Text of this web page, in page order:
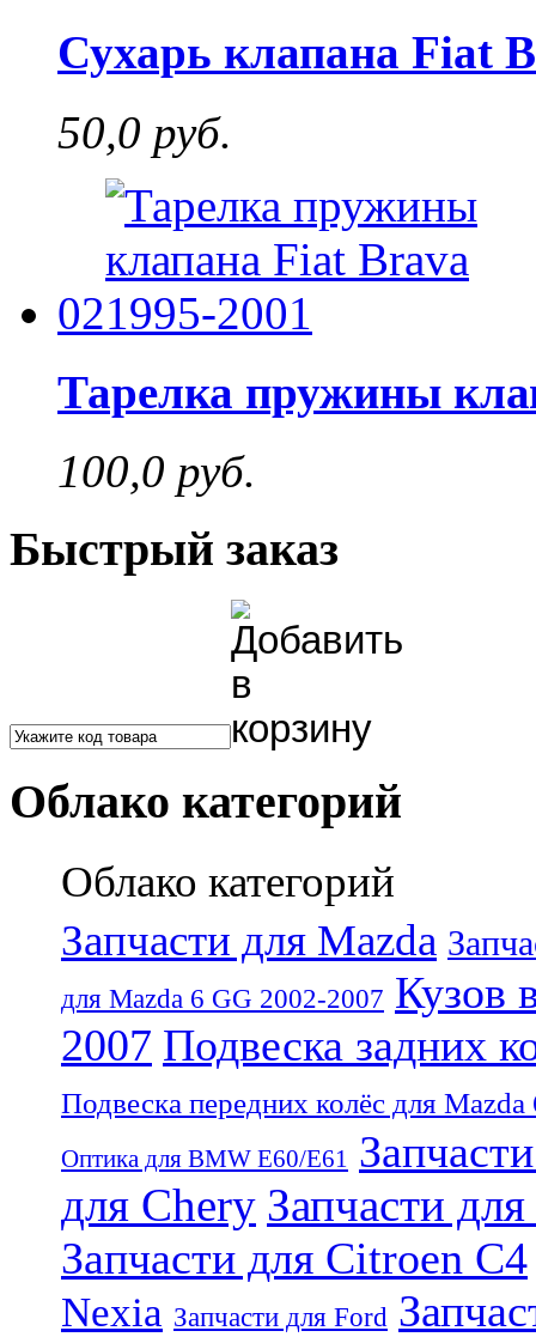
Сухарь клапана Fiat
50,0 руб.
02
Тарелка пружины
100,0 руб.
Быстрый заказ
Облако категорий
Облако категорий
Запчасти для Mazda
для Mazda 6 GG 2002-2007 Кузов
2007 Подвеска задних
Подвеска передних колёс для
Оптика для BMW E60/E61
для Chery Запчасти
Запчасти для Citroen C4
Nexia Запчасти для Ford